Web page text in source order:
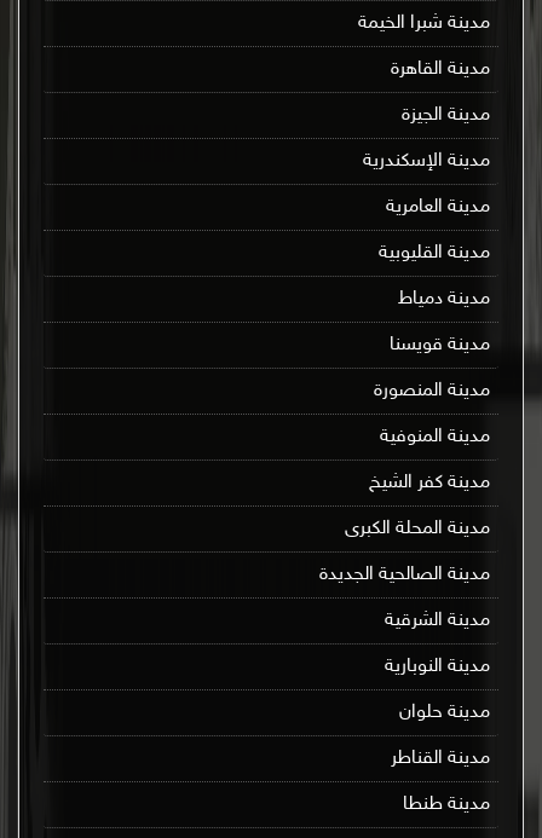
مدينة شبرا الخيمة
مدينة القاهرة
مدينة الجيزة
مدينة الإسكندرية
مدينة العامرية
مدينة القليوبية
مدينة دمياط
مدينة قويسنا
مدينة المنصورة
مدينة المنوفية
مدينة كفر الشيخ
مدينة المحلة الكبرى
مدينة الصالحية الجديدة
مدينة الشرقية
مدينة النوبارية
مدينة حلوان
مدينة القناطر
مدينة طنطا